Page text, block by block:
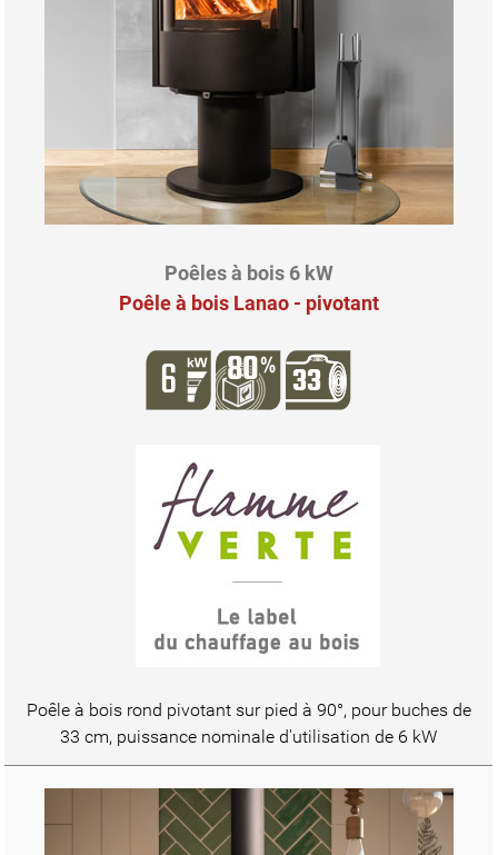
Poêles à bois 6 kW
Poêle à bois Lanao - pivotant
Poêle à bois rond pivotant sur pied à 90°, pour buches de
33 cm, puissance nominale d'utilisation de 6 kW